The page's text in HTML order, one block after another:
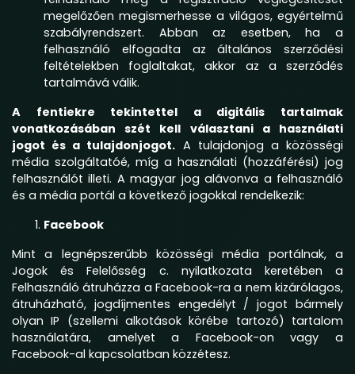
megelőzően megismerhesse a világos, egyértelmű
szabályrendszert. Abban az esetben, ha a
felhasználó elfogadta az általános szerződési
feltételekben foglaltakat, akkor az a szerződés
tartalmává válik.
A fentiekre tekintettel a digitális tartalmak
vonatkozásában szét kell választani a használati
jogot és a tulajdonjogot. A tulajdonjog a közösségi
média szolgáltatóé, míg a használati (hozzáférési) jog
felhasználót illeti. A magyar jog alávonva a felhasználó
és a média portál a következő jogokkal rendelkezik:
Facebook
Mint a legnépszerűbb közösségi média portálnak, a
Jogok és Felelősség c. nyilatkozata keretében a
Felhasználó átruházza a Facebook-ra a nem kizárólagos,
átruházható, jogdíjmentes engedélyt / jogot bármely
olyan IP (szellemi alkotások körébe tartozó) tartalom
használatára, amelyet a Facebook-on vagy a
Facebook-al kapcsolatban közzétesz.